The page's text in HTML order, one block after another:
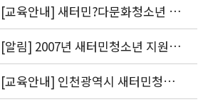
다
[교육안내] 새터민?다문화청소년 전
문가 양성교육 신청자 모집
[알림] 2007년 새터민청소년 지원기
관 공동협력사업 최종보고서 제출(
정산 증빙서류 첨부 수정)
[교육안내] 인천광역시 새터민청소
년 종합지원협의체 실무자 연수 개최